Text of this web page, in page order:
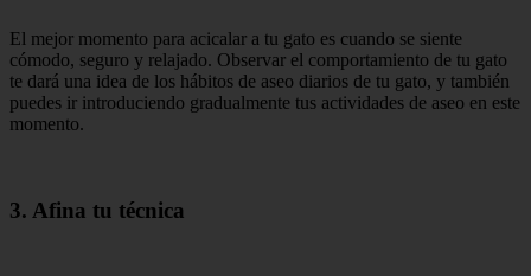
El mejor momento para acicalar a tu gato es cuando se siente
cómodo, seguro y relajado. Observar el comportamiento de tu gato
te dará una idea de los hábitos de aseo diarios de tu gato, y también
puedes ir introduciendo gradualmente tus actividades de aseo en este
momento.
3. Afina tu técnica